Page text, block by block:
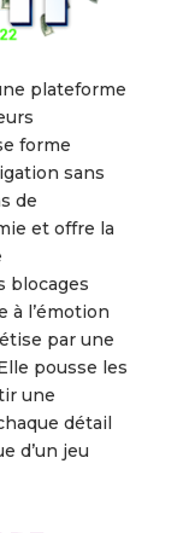
plateforme
forme
sans
de
et offre la
blocages
à l’émotion
par une
pousse les
une
détail
d’un jeu